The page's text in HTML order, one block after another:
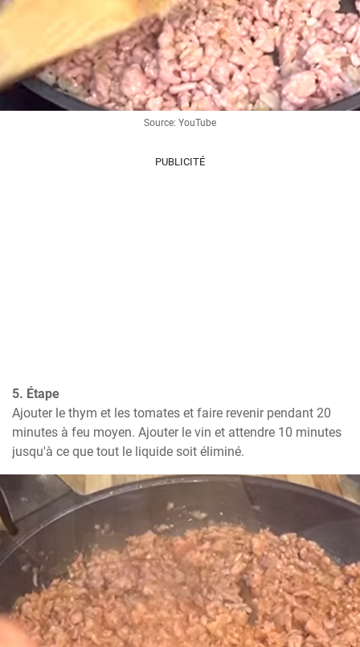
Source: YouTube
PUBLICITÉ
5. Étape
Ajouter le thym et les tomates et faire revenir pendant 20
minutes à feu moyen. Ajouter le vin et attendre 10 minutes
jusqu'à ce que tout le liquide soit éliminé.